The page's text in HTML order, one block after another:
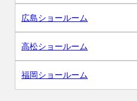
広島ショールーム
高松ショールーム
福岡ショールーム